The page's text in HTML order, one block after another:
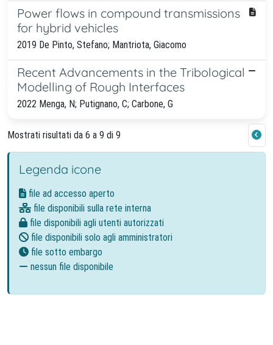
Power flows in compound transmissions
for hybrid vehicles
2019 De Pinto, Stefano; Mantriota, Giacomo
Recent Advancements in the Tribological
Modelling of Rough Interfaces
2022 Menga, N; Putignano, C; Carbone, G
Mostrati risultati da 6 a 9 di 9
Legenda icone
file ad accesso aperto
file disponibili sulla rete interna
file disponibili agli utenti autorizzati
file disponibili solo agli amministratori
file sotto embargo
nessun file disponibile